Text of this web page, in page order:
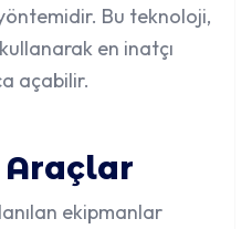
Bu teknoloji,
en inatçı
açabilir.
Araçlar
ekipmanlar